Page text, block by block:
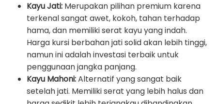
Kayu Jati: Merupakan pilihan premium karena
terkenal sangat awet, kokoh, tahan terhadap
hama, dan memiliki serat kayu yang indah.
Harga kursi berbahan jati solid akan lebih tinggi,
namun ini adalah investasi terbaik untuk
penggunaan jangka panjang.
Kayu Mahoni:Alternatif yang sangat baik
setelah jati. Memiliki serat yang lebih halus dan